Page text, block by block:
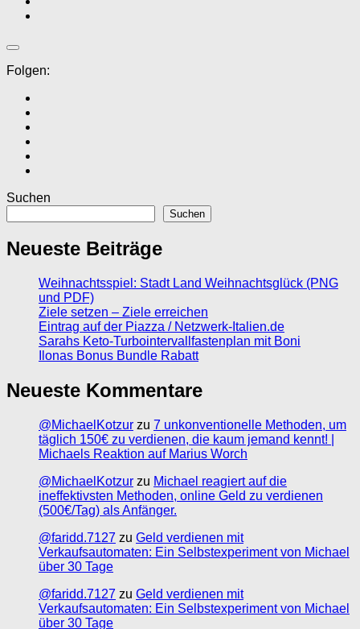
Folgen:
Suchen
Suchen
Neueste Beiträge
Weihnachtsspiel: Stadt Land Weihnachtsglück (PNG
und PDF)
Ziele setzen – Ziele erreichen
Eintrag auf der Piazza / Netzwerk-Italien.de
Sarahs Keto-Turbointervallfastenplan mit Boni
Ilonas Bonus Bundle Rabatt
Neueste Kommentare
@MichaelKotzur zu 7 unkonventionelle Methoden, um
täglich 150€ zu verdienen, die kaum jemand kennt! |
Michaels Reaktion auf Marius Worch
@MichaelKotzur zu Michael reagiert auf die
ineffektivsten Methoden, online Geld zu verdienen
(500€/Tag) als Anfänger.
@faridd.7127 zu Geld verdienen mit
Verkaufsautomaten: Ein Selbstexperiment von Michael
über 30 Tage
@faridd.7127 zu Geld verdienen mit
Verkaufsautomaten: Ein Selbstexperiment von Michael
über 30 Tage